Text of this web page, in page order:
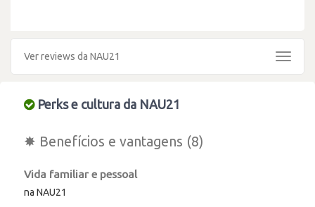
Ver reviews da NAU21
Toggle
Perks e cultura da NAU21
✸ Benefícios e vantagens (8)
Vida familiar e pessoal
na NAU21